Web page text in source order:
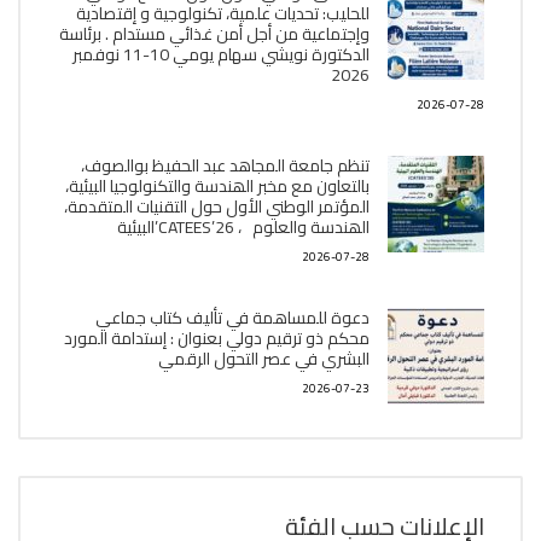
للحليب: تحديات علمية، تكنولوجية و إقتصادية
وإجتماعية من أجل أمن غذائي مستدام . برئاسة
الدكتورة نويشي سهام يومي 10-11 نوفمبر
2026
2026-07-28
تنظم جامعة المجاهد عبد الحفيظ بوالصوف،
بالتعاون مع مخبر الھندسة والتكنولوجيا البیئیة،
المؤتمر الوطني الأول حول التقنيات المتقدمة،
الھندسة والعلوم ، CATEES’26’البیئية
2026-07-28
دعوة للمساهمة في تأليف كتاب جماعي
محكم ذو ترقيم دولي بعنوان : إستدامة المورد
البشري في عصر التحول الرقمي
2026-07-23
الإعلانات حسب الفئة